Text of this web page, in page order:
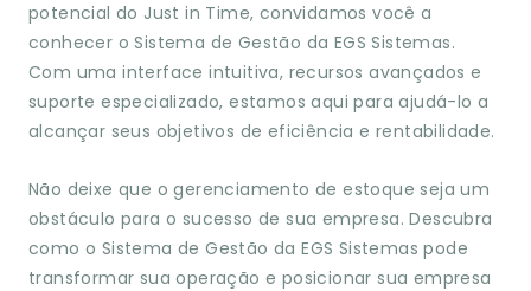
potencial do Just in Time, convidamos você a
conhecer o Sistema de Gestão da EGS Sistemas.
Com uma interface intuitiva, recursos avançados e
suporte especializado, estamos aqui para ajudá-lo a
alcançar seus objetivos de eficiência e rentabilidade.
Não deixe que o gerenciamento de estoque seja um
obstáculo para o sucesso de sua empresa. Descubra
como o Sistema de Gestão da EGS Sistemas pode
transformar sua operação e posicionar sua empresa